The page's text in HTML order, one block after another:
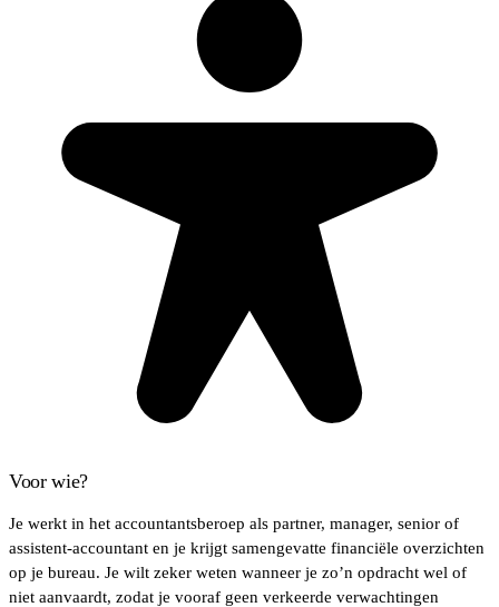
Voor wie?
Je werkt in het accountantsberoep als partner, manager, senior of
assistent-accountant en je krijgt samengevatte financiële overzichten
op je bureau. Je wilt zeker weten wanneer je zo’n opdracht wel of
niet aanvaardt, zodat je vooraf geen verkeerde verwachtingen